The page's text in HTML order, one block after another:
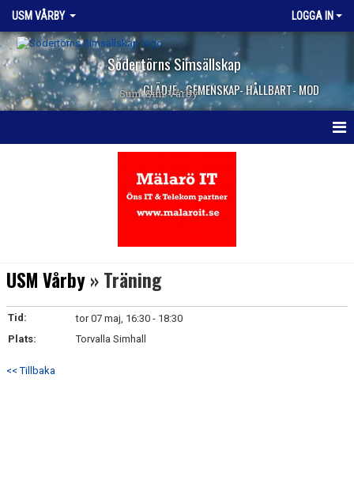
USM VÅRBY LOGGA IN
Södertörns Simsällskap
GLÄDJE - GEMENSKAP- HÅLLBART- MOD
Sum-Sim Vårby
USM Vårby » Träning
Tid:
tor 07 maj, 16:30 - 18:30
Plats:
Torvalla Simhall
<< Tillbaka